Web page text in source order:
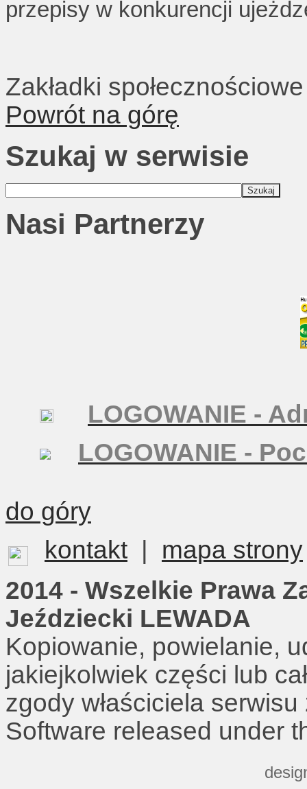
przepisy w konkurencji
Zakładki społecznościowe
Powrót na górę
Szukaj w serwisie
Nasi Partnerzy
LOGOWANIE -
LOGOWANIE -
do góry
kontakt
mapa strony
2014 - Wszelkie Prawa
Jeździecki LEWADA
Kopiowanie, powielanie,
jakiejkolwiek części lub
zgody właściciela
Software released under